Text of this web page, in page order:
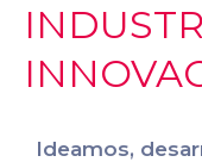
Ideamos,